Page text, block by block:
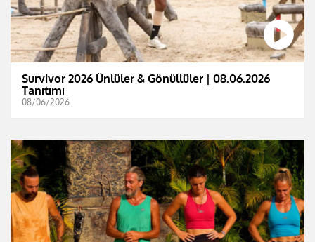
Survivor 2026 Ünlüler & Gönüllüler | 08.06.2026
Tanıtımı
08/06/2026